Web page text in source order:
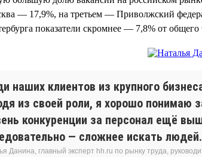
— 17,9%, на третьем — Приволжский
показатели скромнее — 7,8% от
наших клиентов из крупного
из своей роли, я хорошо понимаю
конкуренции за персонал ещё
— сложнее искать
Данина, главный эксперт hh.ru по рынку труда,